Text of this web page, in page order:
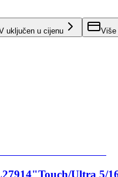
uključen u cijenu Više
Ultra 5/